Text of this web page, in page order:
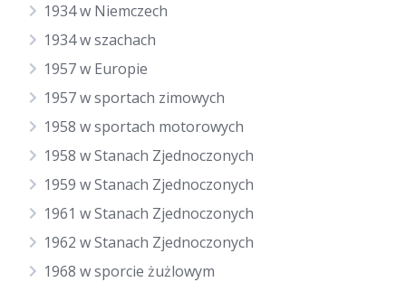
1934 w Niemczech
1934 w szachach
1957 w Europie
1957 w sportach zimowych
1958 w sportach motorowych
1958 w Stanach Zjednoczonych
1959 w Stanach Zjednoczonych
1961 w Stanach Zjednoczonych
1962 w Stanach Zjednoczonych
1968 w sporcie żużlowym